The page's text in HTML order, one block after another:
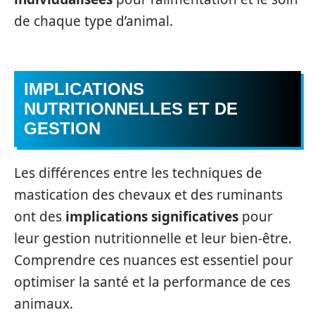
de chaque type d’animal.
IMPLICATIONS
NUTRITIONNELLES ET DE
GESTION
Les différences entre les techniques de
mastication des chevaux et des ruminants
ont des implications significatives pour
leur gestion nutritionnelle et leur bien-être.
Comprendre ces nuances est essentiel pour
optimiser la santé et la performance de ces
animaux.